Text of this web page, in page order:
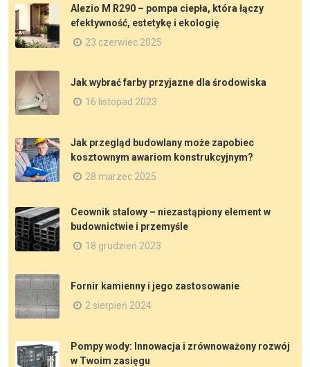
Alezio M R290 – pompa ciepła, która łączy
efektywność, estetykę i ekologię
23 czerwiec 2025
Jak wybrać farby przyjazne dla środowiska
16 listopad 2023
Jak przegląd budowlany może zapobiec
kosztownym awariom konstrukcyjnym?
28 marzec 2025
Ceownik stalowy – niezastąpiony element w
budownictwie i przemyśle
18 grudzień 2023
Fornir kamienny i jego zastosowanie
2 sierpień 2024
Pompy wody: Innowacja i zrównoważony rozwój
w Twoim zasięgu